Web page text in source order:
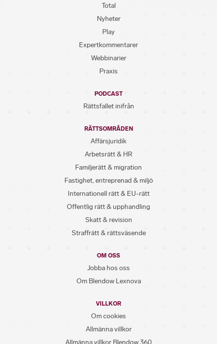
Total
Nyheter
Play
Expertkommentarer
Webbinarier
Praxis
PODCAST
Rättsfallet inifrån
RÄTTSOMRÅDEN
Affärsjuridik
Arbetsrätt & HR
Familjerätt & migration
Fastighet, entreprenad & miljö
Internationell rätt & EU-rätt
Offentlig rätt & upphandling
Skatt & revision
Straffrätt & rättsväsende
OM OSS
Jobba hos oss
Om Blendow Lexnova
VILLKOR
Om cookies
Allmänna villkor
Allmänna villkor Blendow 360